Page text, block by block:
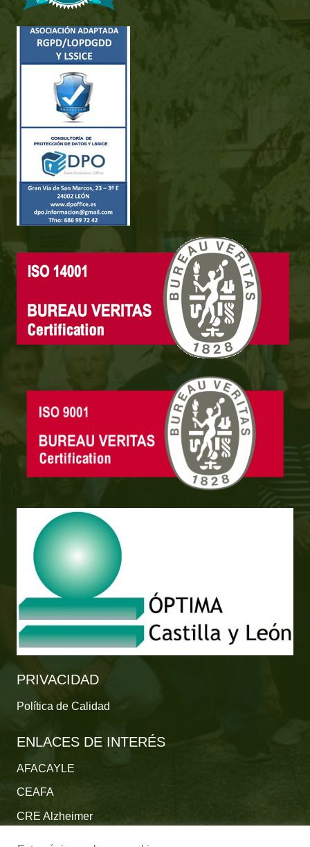
PRIVACIDAD
Política de Calidad
ENLACES DE INTERÉS
AFACAYLE
CEAFA
CRE Alzheimer